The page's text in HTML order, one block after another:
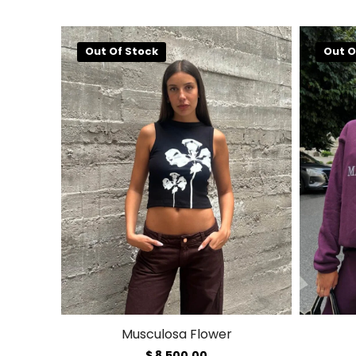
Out Of Stock
Musculosa Flower
Out